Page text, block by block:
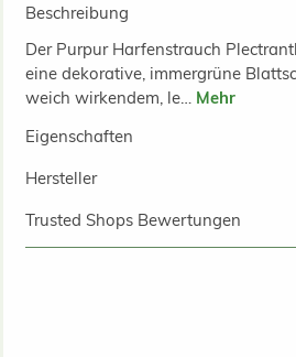
Beschreibung
Der Purpur Harfenstrauch
eine dekorative, immergrüne
weich wirkendem, le… Mehr
Eigenschaften
Hersteller
Trusted Shops Bewertungen